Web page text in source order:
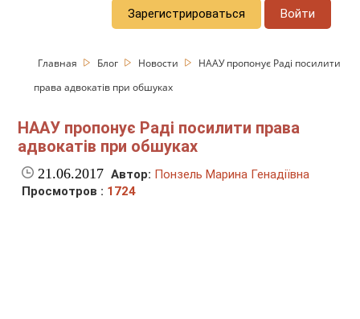
Зарегистрироваться Войти
Главная Блог Новости
НААУ пропонує Раді посилити
права адвокатів при обшуках
НААУ пропонує Раді посилити права
адвокатів при обшуках
21.06.2017 Автор: Понзель Марина Генадіївна
Просмотров : 1724